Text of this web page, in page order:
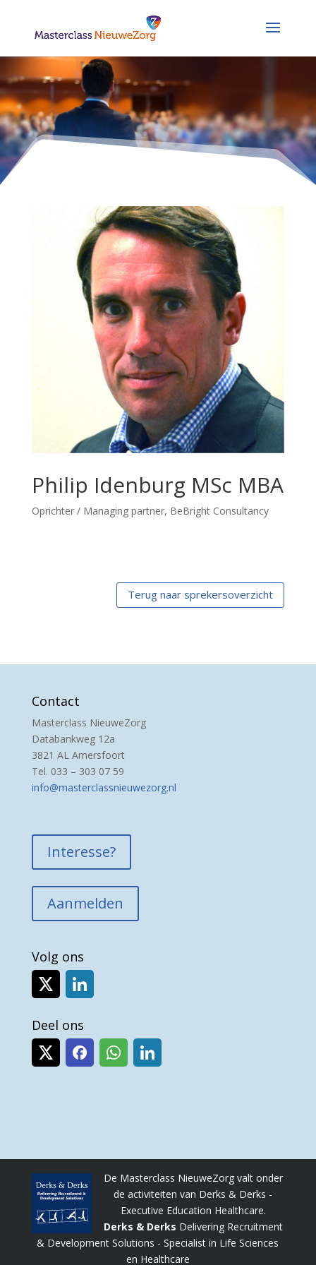
Philip Idenburg MSc MBA
Oprichter / Managing partner, BeBright Consultancy
Terug naar sprekersoverzicht
Contact
Masterclass NieuweZorg
Databankweg 12a
3821 AL Amersfoort
Tel. 033 – 303 07 59
info@masterclassnieuwezorg.nl
Interesse?
Aanmelden
Volg ons
Deel ons
De Masterclass NieuweZorg valt onder
de activiteiten van Derks & Derks -
Executive Education Healthcare.
Derks & Derks Delivering Recruitment
& Development Solutions - Specialist in Life Sciences
en Healthcare